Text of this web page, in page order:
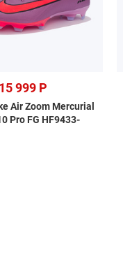
15 999 Р
Air Zoom Mercurial
Pro FG HF9433-